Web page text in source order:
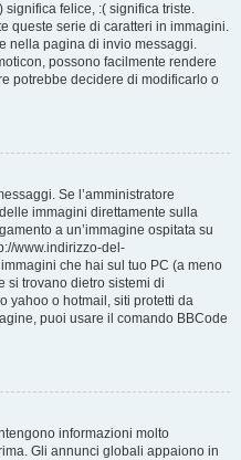
significa felice, :( significa triste.
queste serie di caratteri in immagini.
nella pagina di invio messaggi.
possono facilmente rendere
potrebbe decidere di modificarlo o
Se l’amministratore
immagini direttamente sulla
a un’immagine ospitata su
www.indirizzo-del-
che hai sul tuo PC (a meno
si trovano dietro sistemi di
yahoo o hotmail, siti protetti da
puoi usare il comando BBCode
informazioni molto
Gli annunci globali appaiono in